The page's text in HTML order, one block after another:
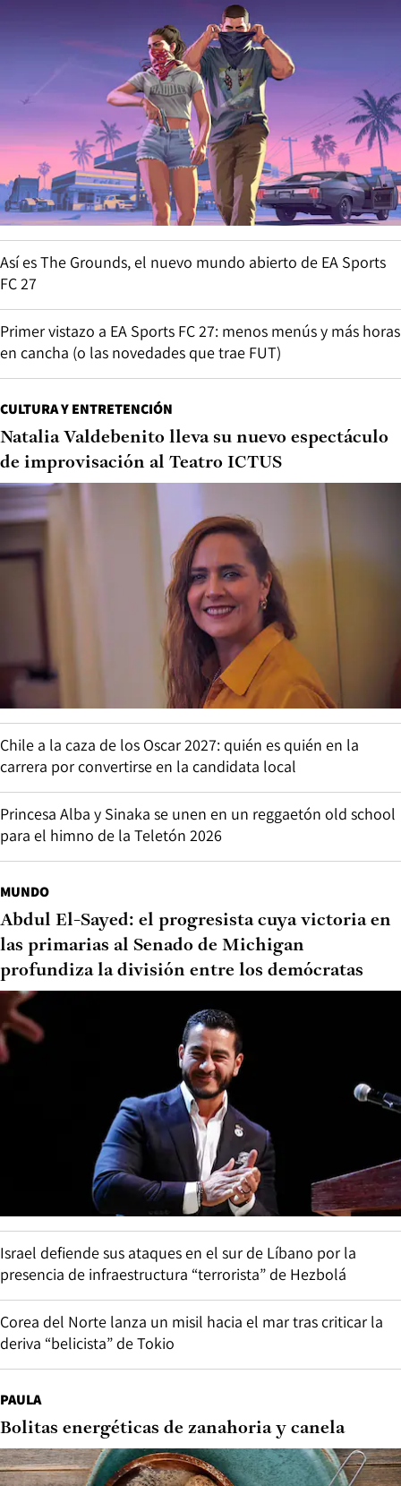
Así es The Grounds, el nuevo mundo abierto de EA Sports
FC 27
Primer vistazo a EA Sports FC 27: menos menús y más horas
en cancha (o las novedades que trae FUT)
CULTURA Y ENTRETENCIÓN
Natalia Valdebenito lleva su nuevo espectáculo
de improvisación al Teatro ICTUS
Chile a la caza de los Oscar 2027: quién es quién en la
carrera por convertirse en la candidata local
Princesa Alba y Sinaka se unen en un reggaetón old school
para el himno de la Teletón 2026
MUNDO
Abdul El-Sayed: el progresista cuya victoria en
las primarias al Senado de Michigan
profundiza la división entre los demócratas
Israel defiende sus ataques en el sur de Líbano por la
presencia de infraestructura “terrorista” de Hezbolá
Corea del Norte lanza un misil hacia el mar tras criticar la
deriva “belicista” de Tokio
PAULA
Bolitas energéticas de zanahoria y canela